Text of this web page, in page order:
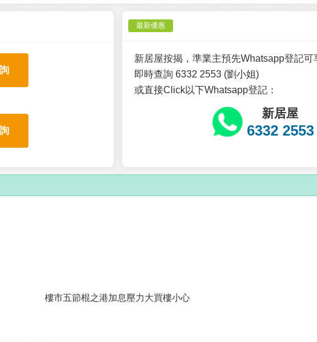
最新優惠
新居屋按揭，準業主預先Whatsapp登記可
即時查詢 6332 2553 (劉小姐)
或直接Click以下Whatsapp登記：
新居屋
6332 2553
樓市五節棍之港加息壓力大買樓小心